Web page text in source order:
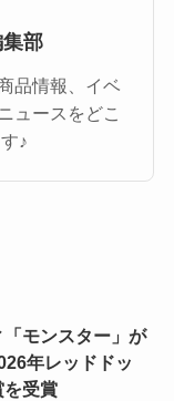
部
品情報、イベ
ュースをどこ
♪
モンスター」が
年レッドドッ
を受賞